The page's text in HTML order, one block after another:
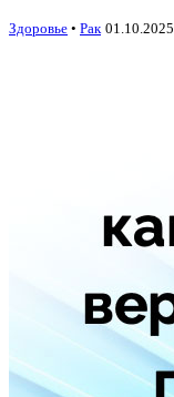
Здоровье • Рак 01.10.2025